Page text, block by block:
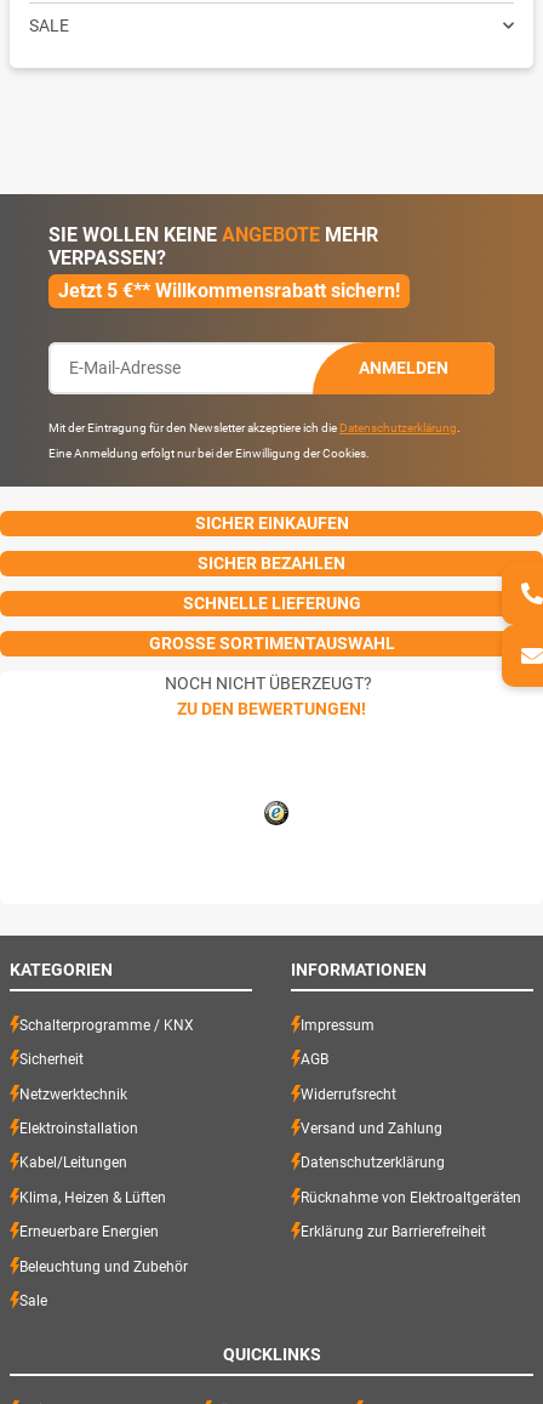
SALE
SIE WOLLEN KEINE ANGEBOTE MEHR
VERPASSEN?
Jetzt 5 €** Willkommensrabatt sichern!
ANMELDEN
Mit der Eintragung für den Newsletter akzeptiere ich die Datenschutzerklärung
Eine Anmeldung erfolgt nur bei der Einwilligung der Cookies.
SICHER EINKAUFEN
SICHER BEZAHLEN
SCHNELLE LIEFERUNG
GROSSE SORTIMENTAUSWAHL
NOCH NICHT ÜBERZEUGT?
ZU DEN BEWERTUNGEN!
KATEGORIEN
Schalterprogramme / KNX
Sicherheit
Netzwerktechnik
Elektroinstallation
Kabel/Leitungen
Klima, Heizen & Lüften
Erneuerbare Energien
Beleuchtung und Zubehör
Sale
INFORMATIONEN
Impressum
AGB
Widerrufsrecht
Versand und Zahlung
Datenschutzerklärung
Rücknahme von Elektroaltgeräten
Erklärung zur Barrierefreiheit
QUICKLINKS